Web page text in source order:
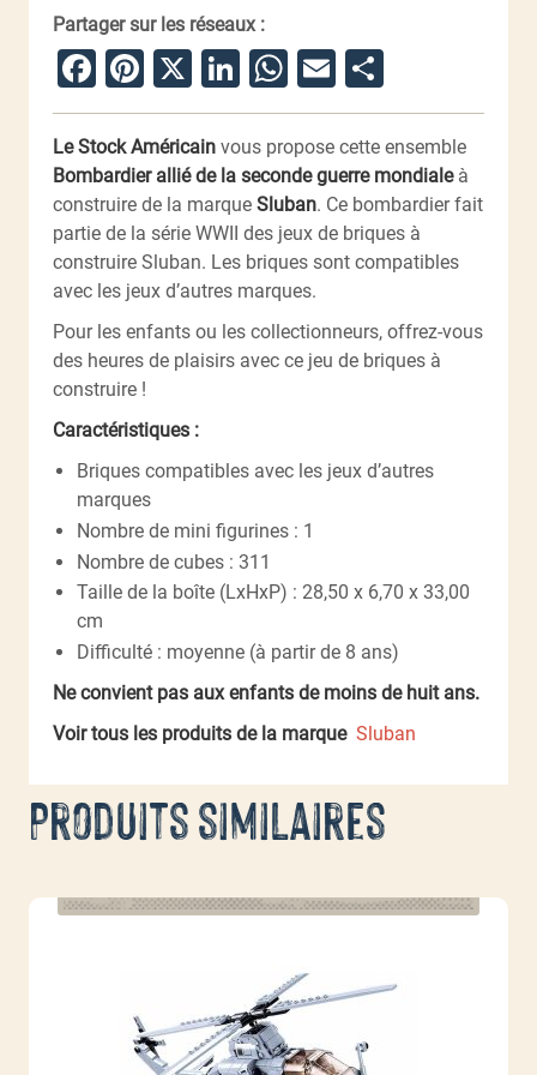
Partager sur les réseaux :
Facebook
Pinterest
X LinkedIn
WhatsApp
Email
Le Stock Américain vous propose cette ensemble
Bombardier allié de la seconde guerre mondialeà
construire de la marque Sluban. Ce bombardier fait
partie de la série WWII des jeux de briques à
construire Sluban. Les briques sont compatibles
avec les jeux d’autres marques.
Pour les enfants ou les collectionneurs, offrez-vous
des heures de plaisirs avec ce jeu de briques à
construire !
Caractéristiques :
Briques compatibles avec les jeux d’autres
marques
Nombre de mini figurines : 1
Nombre de cubes : 311
Taille de la boîte (LxHxP) : 28,50 x 6,70 x 33,00
cm
Difficulté : moyenne (à partir de 8 ans)
Ne convient pas aux enfants de moins de huit ans.
Voir tous les produits de la marque Sluban
Produits similaires